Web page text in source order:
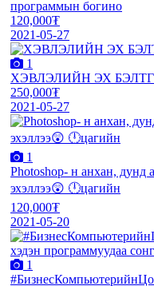
программын богино
120,000₮
2021-05-27
1
ХЭВЛЭЛИЙН ЭХ
250,000₮
2021-05-27
1
Photoshop- н анхан, дунд
эхэллээ😲 🕛цагийн
120,000₮
2021-05-20
1